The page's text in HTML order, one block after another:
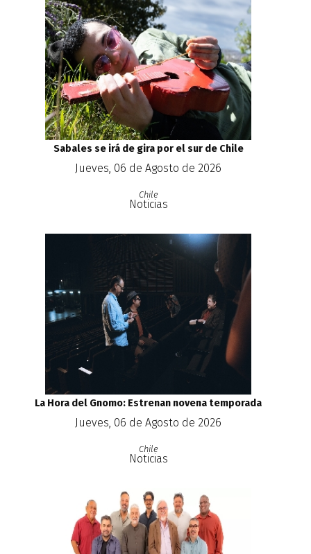
Sabales se irá de gira por el sur de Chile
Jueves, 06 de Agosto de 2026
Chile
Noticias
La Hora del Gnomo: Estrenan novena temporada
Jueves, 06 de Agosto de 2026
Chile
Noticias